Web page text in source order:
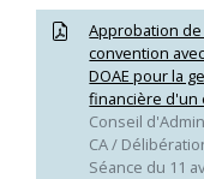
Approbation de
convention
DOAE pour la
financière d'un
Conseil
CA /
Séance du 11